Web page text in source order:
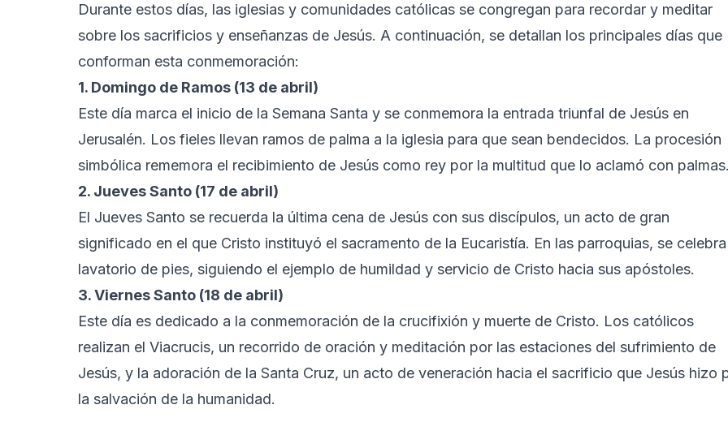
Durante estos días, las iglesias y comunidades católicas se congregan para recordar y meditar
sobre los sacrificios y enseñanzas de Jesús. A continuación, se detallan los principales días que
conforman esta conmemoración:
1. Domingo de Ramos (13 de abril)
Este día marca el inicio de la Semana Santa y se conmemora la entrada triunfal de Jesús en
Jerusalén. Los fieles llevan ramos de palma a la iglesia para que sean bendecidos. La procesión
simbólica rememora el recibimiento de Jesús como rey por la multitud que lo aclamó con palmas.
2. Jueves Santo (17 de abril)
El Jueves Santo se recuerda la última cena de Jesús con sus discípulos, un acto de gran
significado en el que Cristo instituyó el sacramento de la Eucaristía. En las parroquias, se
lavatorio de pies, siguiendo el ejemplo de humildad y servicio de Cristo hacia sus apóstoles.
3. Viernes Santo (18 de abril)
Este día es dedicado a la conmemoración de la crucifixión y muerte de Cristo. Los católicos
realizan el Viacrucis, un recorrido de oración y meditación por las estaciones del sufrimiento de
Jesús, y la adoración de la Santa Cruz, un acto de veneración hacia el sacrificio que Jesús hizo
la salvación de la humanidad.